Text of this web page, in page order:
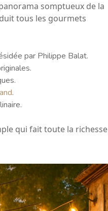
somptueux de la
tous les gourmets
par Philippe Balat.
.
qui fait toute la richesse